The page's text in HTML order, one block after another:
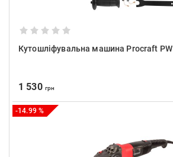
Кутошліфувальна машина Procraft
1 530 грн
-14.99 %